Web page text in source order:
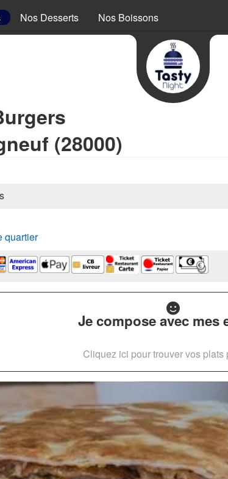
Nos Desserts Nos Boissons
(28000)
quartier
Je compose avec mes
Cliquez ici pour trouver vos plats